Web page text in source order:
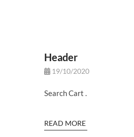
Header
19/10/2020
Search Cart .
READ MORE